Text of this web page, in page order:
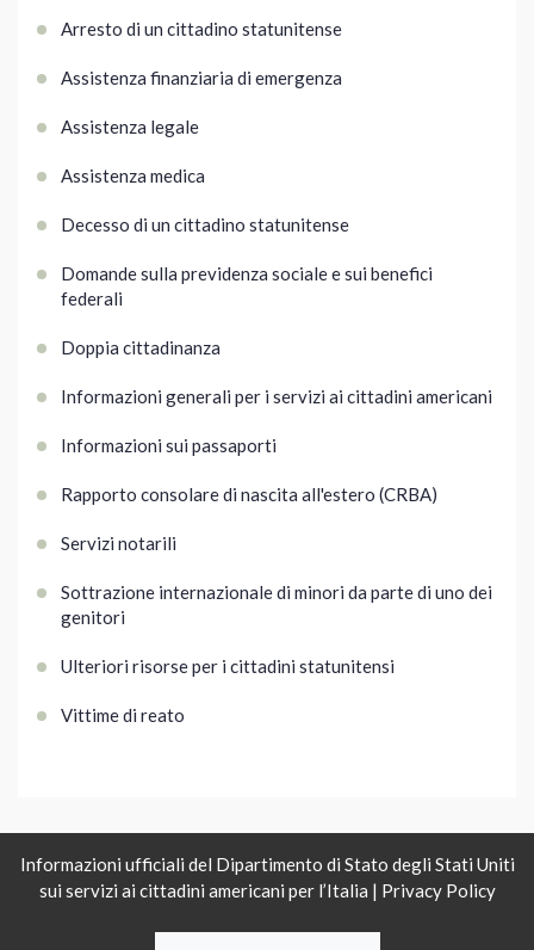
Arresto di un cittadino statunitense
Assistenza finanziaria di emergenza
Assistenza legale
Assistenza medica
Decesso di un cittadino statunitense
Domande sulla previdenza sociale e sui benefici
federali
Doppia cittadinanza
Informazioni generali per i servizi ai cittadini americani
Informazioni sui passaporti
Rapporto consolare di nascita all'estero (CRBA)
Servizi notarili
Sottrazione internazionale di minori da parte di uno dei
genitori
Ulteriori risorse per i cittadini statunitensi
Vittime di reato
Informazioni ufficiali del Dipartimento di Stato degli Stati Uniti
sui servizi ai cittadini americani per l’Italia | Privacy Policy